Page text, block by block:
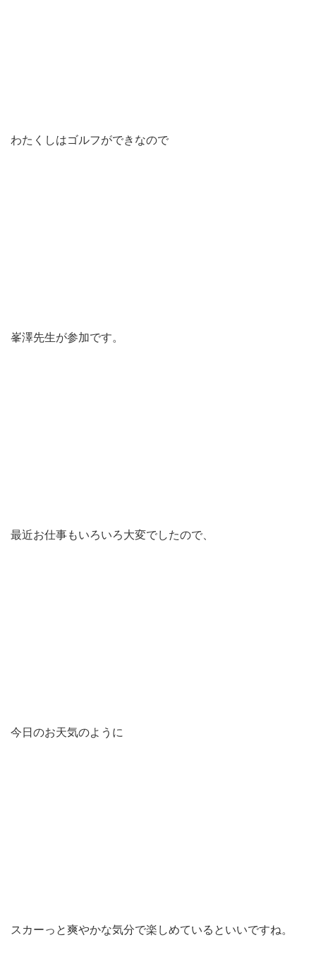
わたくしはゴルフができなので
峯澤先生が参加です。
最近お仕事もいろいろ大変でしたので、
今日のお天気のように
スカーっと爽やかな気分で楽しめているといいですね。